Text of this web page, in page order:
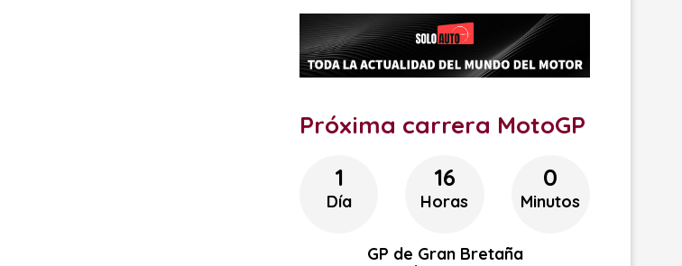
Próxima carrera MotoGP
1
Día
16
Horas
0
Minutos
GP de Gran Bretaña